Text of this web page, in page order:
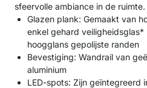
sfeervolle ambiance in de ruimte.
Glazen plank: Gemaakt van
enkel gehard
hoogglans gepolijste randen
Bevestiging: Wandrail van
aluminium
LED-spots: Zijn geïntegreerd